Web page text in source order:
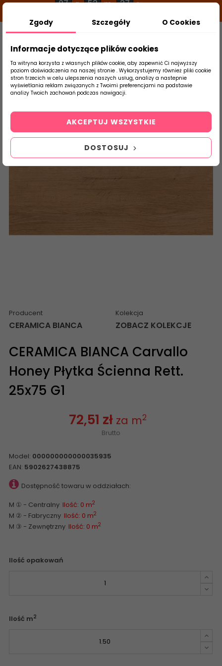
07 g 52 m 26 s
Szukaj
produktu
Strona Główna Płytki Łazienkowe
Producent
CERAMICA BIANCA
Kolekcja
ZOBACZ KOLEKCJE
CERAMICA BIANCA Carvallo
Honey Płytka Ścienna Rett.
25x75 G1
72,51 zł za m2
Brutto
Model: 000000000000035935
EAN: 5902627438875
Dostępność towaru w oddziałach:
M ① - Centralny Ilość: 0 m2
M ② - Fabryczny Ilość: 0 m2
M ③ - Zewnętrzny Ilość: 0 m2
Ilość opakowań
Ilość m2
Zgody Szczegóły O Cookies
Informacje dotyczące plików cookies
Ta witryna korzysta z własnych plików cookie, aby zapewnić Ci najwyższy
poziom doświadczenia na naszej stronie . Wykorzystujemy również pliki cookie
stron trzecich w celu ulepszenia naszych usług, analizy a nastepnie
wyświetlania reklam związanych z Twoimi preferencjami na podstawie
analizy Twoich zachowań podczas nawigacji.
DOSTOSUJ
AKCEPTUJ WSZYSTKIE